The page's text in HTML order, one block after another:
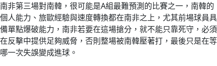
南非第三場對南韓，很可能是A組最難預測的比賽之一，南韓的
個人能力、旅歐經驗與速度轉換都在南非之上，尤其前場球員具
備單點爆破能力，南非若要在這場搶分，就不能只靠死守，必須
在反擊中提供足夠威脅，否則整場被南韓壓著打，最後只是在等
哪一次失誤變成進球。